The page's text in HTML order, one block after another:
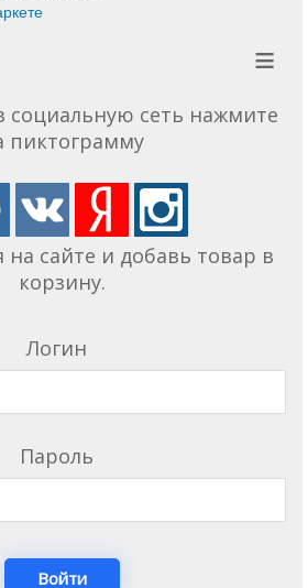
≡
социальную сеть нажмите
пиктограмму
на сайте и добавь товар в
корзину.
Логин
Пароль